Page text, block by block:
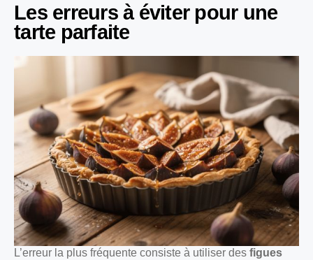
Les erreurs à éviter pour une
tarte parfaite
L’erreur la plus fréquente consiste à utiliser des figues